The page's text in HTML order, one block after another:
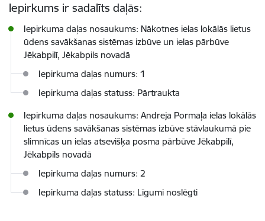
Iepirkums ir sadalīts daļās:
Iepirkuma daļas nosaukums: Nākotnes ielas lokālās lietus
ūdens savākšanas sistēmas izbūve un ielas pārbūve
Jēkabpilī, Jēkabpils novadā
Iepirkuma daļas numurs: 1
Iepirkuma daļas statuss: Pārtraukta
Iepirkuma daļas nosaukums: Andreja Pormaļa ielas lokālās
lietus ūdens savākšanas sistēmas izbūve stāvlaukumā pie
slimnīcas un ielas atsevišķa posma pārbūve Jēkabpilī,
Jēkabpils novadā
Iepirkuma daļas numurs: 2
Iepirkuma daļas statuss: Līgumi noslēgti